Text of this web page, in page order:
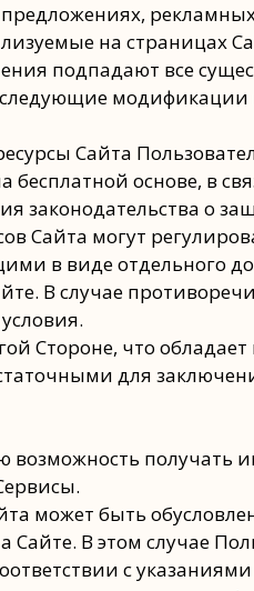
на страницах
подпадают все
Сайта
бесплатной основе,
о
Сайта могут
в виде отдельного
В случае
Стороне, что
для
возможность
может быть
Сайте. В этом случае
с